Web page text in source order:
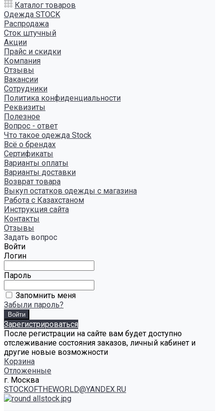
Каталог товаров
Одежда STOCK
Распродажа
Сток штучный
Акции
Прайс и скидки
Компания
Отзывы
Вакансии
Сотрудники
Политика конфиденциальности
Реквизиты
Полезное
Вопрос - ответ
Что такое одежда Stock
Всё о брендах
Сертификаты
Варианты оплаты
Варианты доставки
Возврат товара
Выкуп остатков одежды с магазина
Работа с Казахстаном
Инструкция сайта
Контакты
Отзывы
Задать вопрос
Войти
Логин
Пароль
Запомнить меня
Забыли пароль?
Зарегистрироваться
После регистрации на сайте вам будет доступно
отслеживание состояния заказов, личный кабинет и
другие новые возможности
Корзина
Отложенные
г. Москва
STOCKOFTHEWORLD@YANDEX.RU